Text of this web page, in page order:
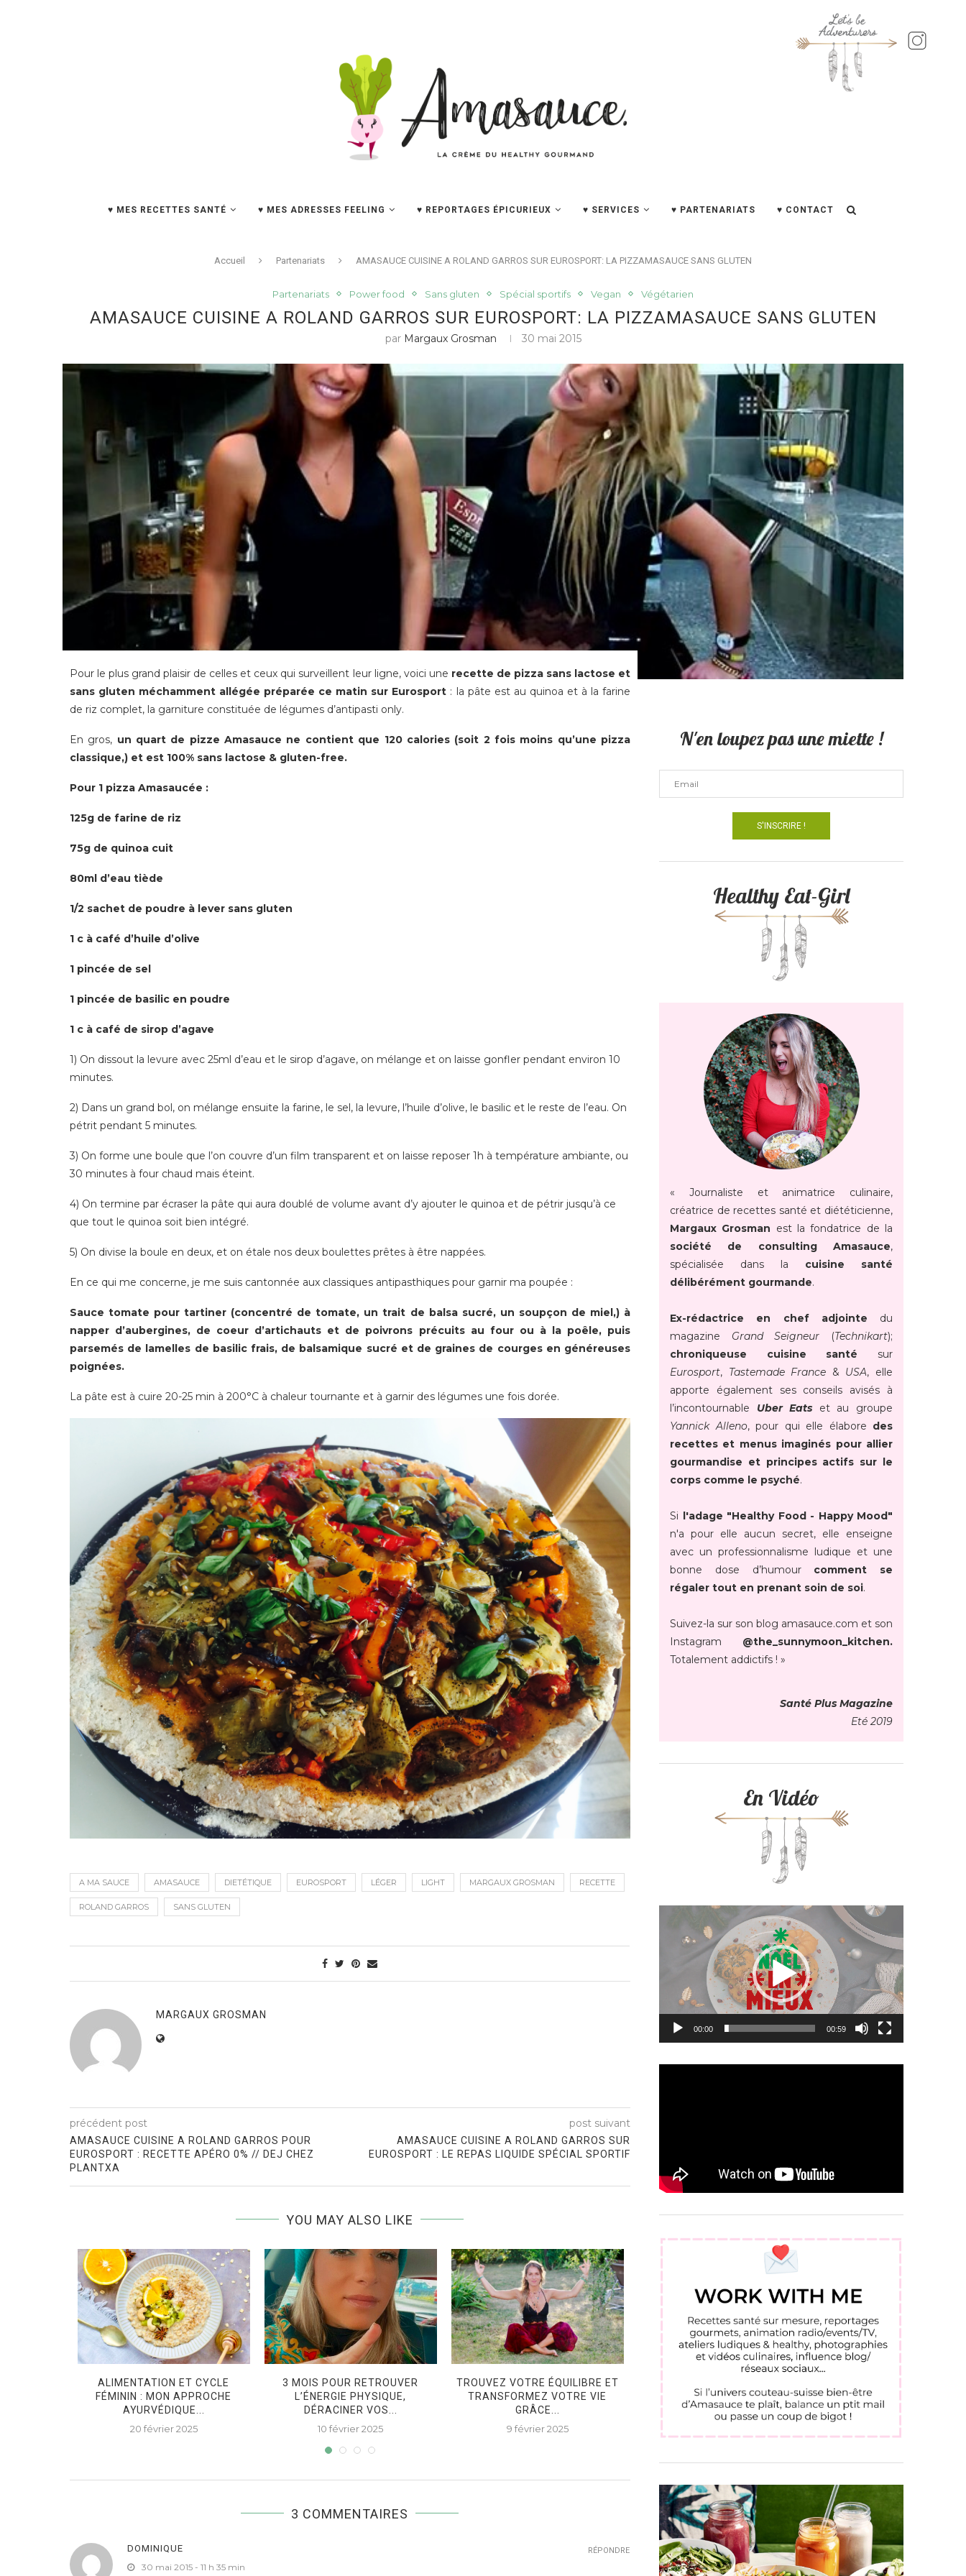
♥ MES RECETTES SANTÉ ♥ MES ADRESSES FEELING ♥ REPORTAGES ÉPICURIEUX ♥ SERVICES ♥ PARTENARIATS ♥ CONTACT
Accueil Partenariats AMASAUCE CUISINE A ROLAND GARROS SUR EUROSPORT: LA PIZZAMASAUCE SANS GLUTEN
Partenariats Power food Sans gluten Spécial sportifs Vegan Végétarien
AMASAUCE CUISINE A ROLAND GARROS SUR EUROSPORT: LA PIZZAMASAUCE SANS GLUTEN
par Margaux Grosman 30 mai 2015
Pour le plus grand plaisir de celles et ceux qui surveillent leur ligne, voici une recette de pizza sans lactose et
sans gluten méchamment allégée préparée ce matin sur Eurosport : la pâte est au quinoa et à la farine
de riz complet, la garniture constituée de légumes d’antipasti only.
En gros, un quart de pizze Amasauce ne contient que 120 calories (soit 2 fois moins qu’une pizza
classique,) et est 100% sans lactose & gluten-free.
Pour 1 pizza Amasaucée :
125g de farine de riz
75g de quinoa cuit
80ml d’eau tiède
1/2 sachet de poudre à lever sans gluten
1 c à café d’huile d’olive
1 pincée de sel
1 pincée de basilic en poudre
1 c à café de sirop d’agave
1) On dissout la levure avec 25ml d’eau et le sirop d’agave, on mélange et on laisse gonfler pendant environ 10
minutes.
2) Dans un grand bol, on mélange ensuite la farine, le sel, la levure, l’huile d’olive, le basilic et le reste de l’eau. On
pétrit pendant 5 minutes.
3) On forme une boule que l’on couvre d’un film transparent et on laisse reposer 1h à température ambiante, ou
30 minutes à four chaud mais éteint.
4) On termine par écraser la pâte qui aura doublé de volume avant d’y ajouter le quinoa et de pétrir jusqu’à ce
que tout le quinoa soit bien intégré.
5) On divise la boule en deux, et on étale nos deux boulettes prêtes à être nappées.
En ce qui me concerne, je me suis cantonnée aux classiques antipasthiques pour garnir ma poupée :
Sauce tomate pour tartiner (concentré de tomate, un trait de balsa sucré, un soupçon de miel,) à
napper d’aubergines, de coeur d’artichauts et de poivrons précuits au four ou à la poêle, puis
parsemés de lamelles de basilic frais, de balsamique sucré et de graines de courges en généreuses
poignées.
La pâte est à cuire 20-25 min à 200°C à chaleur tournante et à garnir des légumes une fois dorée.
A MA SAUCE AMASAUCE DIETÉTIQUE EUROSPORT LÉGER LIGHT MARGAUX GROSMAN RECETTE
ROLAND GARROS SANS GLUTEN
MARGAUX GROSMAN
précédent post
AMASAUCE CUISINE A ROLAND GARROS POUR
EUROSPORT : RECETTE APÉRO 0% // DEJ CHEZ
PLANTXA
post suivant
AMASAUCE CUISINE A ROLAND GARROS SUR
EUROSPORT : LE REPAS LIQUIDE SPÉCIAL SPORTIF
YOU MAY ALSO LIKE
ALIMENTATION ET CYCLE
FÉMININ : MON APPROCHE
AYURVÉDIQUE...
20 février 2025
3 MOIS POUR RETROUVER
L’ÉNERGIE PHYSIQUE,
DÉRACINER VOS...
10 février 2025
TROUVEZ VOTRE ÉQUILIBRE ET
TRANSFORMEZ VOTRE VIE
GRÂCE...
9 février 2025
LES BASES DE L’ALIMENTATION
AYURVÉDIQUE ILLUSTRÉES PAR
VELOUTÉ...
1 : « CES ÉPICES...
30 octobre 2024
3 COMMENTAIRES
DOMINIQUE
30 mai 2015 - 11 h 35 min
RÉPONDRE
N'en loupez pas une miette !
Healthy Eat-Girl
« Journaliste et animatrice culinaire,
créatrice de recettes santé et diététicienne,
Margaux Grosman est la fondatrice de la
société de consulting Amasauce,
spécialisée dans la cuisine santé
délibérément gourmande.
Ex-rédactrice en chef adjointe du
magazine Grand Seigneur (Technikart);
chroniqueuse cuisine santé sur
Eurosport, Tastemade France & USA, elle
apporte également ses conseils avisés à
l’incontournable Uber Eats et au groupe
Yannick Alleno, pour qui elle élabore des
recettes et menus imaginés pour allier
gourmandise et principes actifs sur le
corps comme le psyché.
Si l'adage "Healthy Food - Happy Mood"
n'a pour elle aucun secret, elle enseigne
avec un professionnalisme ludique et une
bonne dose d’humour comment se
régaler tout en prenant soin de soi.
Suivez-la sur son blog amasauce.com et son
Instagram @the_sunnymoon_kitchen.
Totalement addictifs ! »
Santé Plus Magazine
Eté 2019
En Vidéo
00:00 00:59